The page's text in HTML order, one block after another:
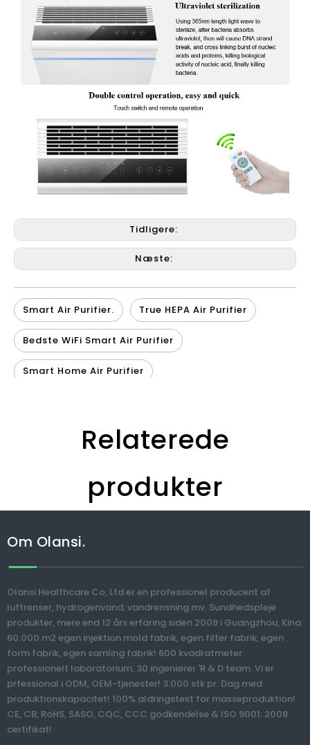
Tidligere:
Næste:
Smart Air Purifier. True HEPA Air Purifier
Bedste WiFi Smart Air Purifier
Smart Home Air Purifier
100 kvm luftrenser Smart Air Purifier Kina
Relaterede
produkter
Kommerciel
400gpd Alkalisk
Vandmaskine
Vandrenser Reverse
Osmosis Filter
Drikkevand Purifier
Machine
Bærbar 800 ppb
anion Hydrogen
vandflaske med
befugtningsfunktion
Om Olansi.
Olansi Healthcare Co, Ltd er en professionel producent af
luftrenser, hydrogenvand, vandrensning mv. Sundhedspleje
produkter, mere end 12 års erfaring siden 2009 i Guangzhou, Kina.
60.000 m2 egen injektion mold fabrik, egen filter fabrik, egen
form fabrik, egen samling fabrik! 600 kvadratmeter
professionelt laboratorium, 30 ingeniører 'R & D team. Vi er
prfessional i ODM, OEM-tjenester! 3.000 stk pr. Dag med
produktionskapacitet! 100% aldringstest for masseproduktion!
CE, CB, RoHS, SASO, CQC, CCC godkendelse & ISO 9001: 2008
certifikat!